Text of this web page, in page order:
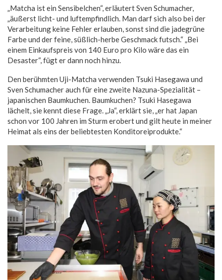
„Matcha ist ein Sensibelchen“, erläutert Sven Schumacher,
„äußerst licht- und luftempfindlich. Man darf sich also bei der
Verarbeitung keine Fehler erlauben, sonst sind die jadegrüne
Farbe und der feine, süßlich-herbe Geschmack futsch.“ „Bei
einem Einkaufspreis von 140 Euro pro Kilo wäre das ein
Desaster“, fügt er dann noch hinzu.
Den berühmten Uji-Matcha verwenden Tsuki Hasegawa und
Sven Schumacher auch für eine zweite Nazuna-Spezialität –
japanischen Baumkuchen. Baumkuchen? Tsuki Hasegawa
lächelt, sie kennt diese Frage. „Ja“, erklärt sie, „er hat Japan
schon vor 100 Jahren im Sturm erobert und gilt heute in meiner
Heimat als eins der beliebtesten Konditoreiprodukte.“